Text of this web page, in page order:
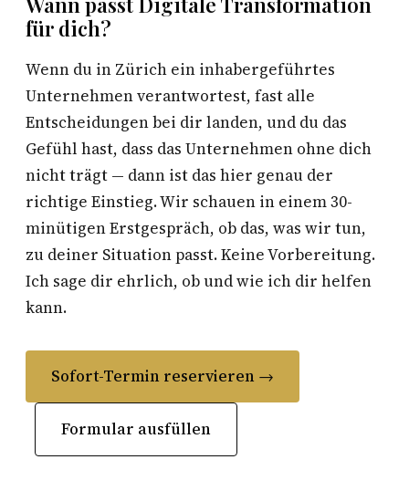
für dich?
Wenn du in Zürich ein inhabergeführtes
Unternehmen verantwortest, fast alle
Entscheidungen bei dir landen, und du das
Gefühl hast, dass das Unternehmen ohne dich
nicht trägt — dann ist das hier genau der
richtige Einstieg. Wir schauen in einem 30-
minütigen Erstgespräch, ob das, was wir tun,
zu deiner Situation passt. Keine Vorbereitung.
Ich sage dir ehrlich, ob und wie ich dir helfen
kann.
Sofort-Termin reservieren →
Formular ausfüllen